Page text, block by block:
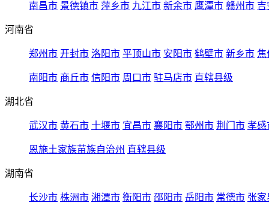
南昌市 景德镇市 萍乡市 九江市 新余市 鹰潭市 赣州市 吉
河南省
郑州市 开封市 洛阳市 平顶山市 安阳市 鹤壁市 新乡市 焦
南阳市 商丘市 信阳市 周口市 驻马店市 直辖县级
湖北省
武汉市 黄石市 十堰市 宜昌市 襄阳市 鄂州市 荆门市 孝感
恩施土家族苗族自治州 直辖县级
湖南省
长沙市 株洲市 湘潭市 衡阳市 邵阳市 岳阳市 常德市 张家